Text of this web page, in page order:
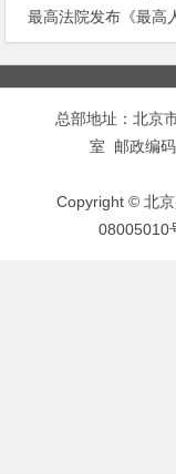
最高法院发布《最高人民法院关于破产企业国有划拨土地使用权应否列入破产财产
文
章
总部地址：北京
室 邮政编
Copyright © 北
08005010